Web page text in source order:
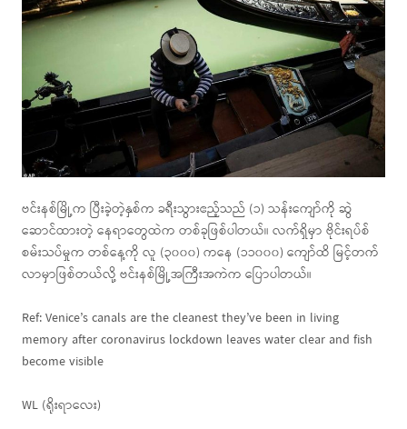
ဗင်းနစ်မြို့က ပြီးခဲ့တဲ့နှစ်က ခရီးသွားဧည့်သည် (၁) သန်းကျော်ကို ဆွဲ
ဆောင်ထားတဲ့ နေရာတွေထဲက တစ်ခုဖြစ်ပါတယ်။ လက်ရှိမှာ ဗိုင်းရပ်စ်
စမ်းသပ်မှုက တစ်နေ့ကို လူ (၃၀၀၀) ကနေ (၁၁၀၀၀) ကျော်ထိ မြင့်တက်
လာမှာဖြစ်တယ်လို့ ဗင်းနစ်မြို့အကြီးအကဲက ပြောပါတယ်။
Ref: Venice’s canals are the cleanest they’ve been in living
memory after coronavirus lockdown leaves water clear and fish
become visible
WL (ရိုးရာလေး)